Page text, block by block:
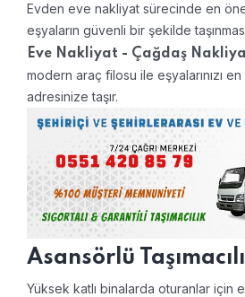
Evden eve nakliyat sürecinde en
eşyaların güvenli bir şekilde
Eve Nakliyat - Çağdaş
modern araç filosu ile eşyalarınızı
adresinize taşır.
Asansörlü
Yüksek katlı binalarda oturanlar için